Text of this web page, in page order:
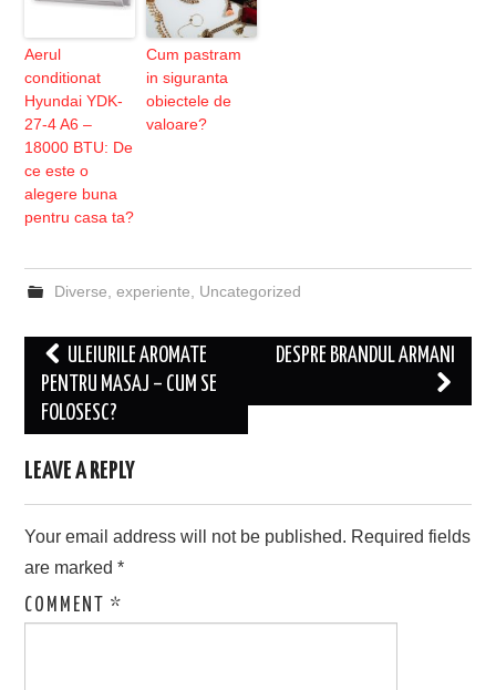
Aerul
conditionat
Hyundai YDK-
27-4 A6 –
18000 BTU: De
ce este o
alegere buna
pentru casa ta?
Cum pastram
in siguranta
obiectele de
valoare?
Diverse experiente Uncategorized
Post
navigation
ULEIURILE AROMATE
PENTRU MASAJ – CUM SE
FOLOSESC?
DESPRE BRANDUL ARMANI
LEAVE A REPLY
Your email address will not be published. Required fields
are marked*
COMMENT*